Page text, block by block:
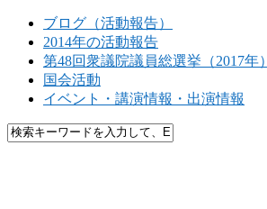
ブログ（活動報告）
2014年の活動報告
第48回衆議院議員総選挙（2017年）
国会活動
イベント・講演情報・出演情報